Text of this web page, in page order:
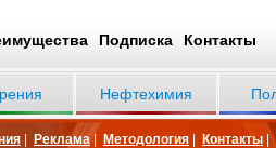
Подписка Контакты
Нефтехимия
Реклама| Методология Контакты |